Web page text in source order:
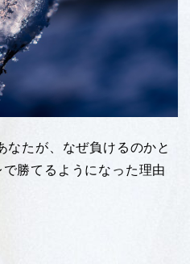
なたが、なぜ負けるのかと
勝てるようになった理由